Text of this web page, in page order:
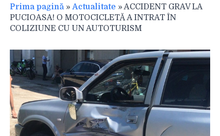
Prima pagină » Actualitate »ACCIDENT GRAV LA
PUCIOASA! O MOTOCICLETĂ A INTRAT ÎN
COLIZIUNE CU UN AUTOTURISM